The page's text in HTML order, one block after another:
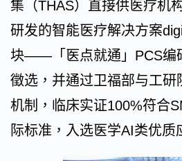
集（THAS）直接供医疗机
研发的智能医疗解决方案
块——「医点就通」PCS编
徵选，并通过卫福部与工研
机制，临床实证100%符合
际标准，入选医学AI类优质